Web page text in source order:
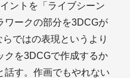
ントを「ライブシーン
ワークの部分を3DCGが
ではの表現というより
クを3DCGで作成するか
話す。作画でもやれない